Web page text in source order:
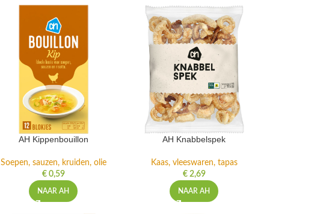
AH Kippenbouillon
Soepen, sauzen, kruiden, olie
€0,59
NAAR AH
AH Knabbelspek
Kaas, vleeswaren, tapas
€2,69
NAAR AH